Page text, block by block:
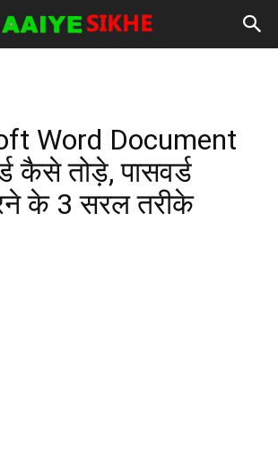
Word Document
कैसे तोड़े, पासवर्ड
के 3 सरल तरीके